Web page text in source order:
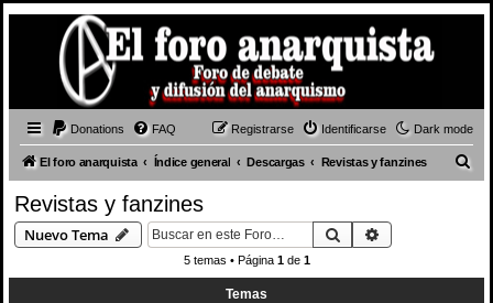
Dark mode
Donations FAQ Identificarse
Registrarse
El foro anarquista Índice general Descargas Revistas y fanzines
Revistas y fanzines
Nuevo Tema Buscar
5 temas • Página 1de 1
Temas